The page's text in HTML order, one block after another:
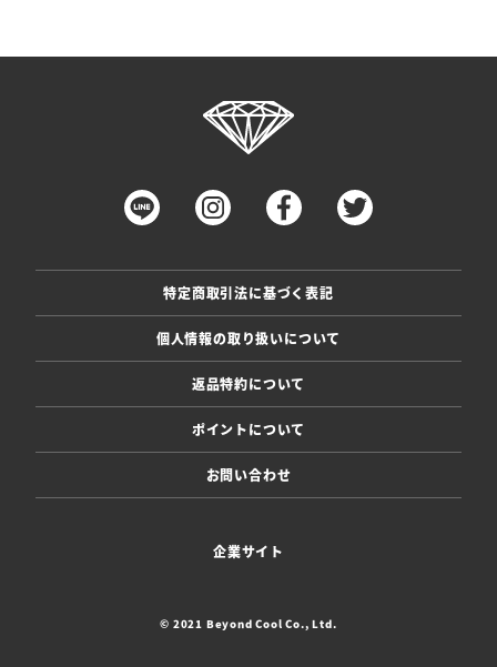
特定商取引法に基づく表記
個人情報の取り扱いについて
返品特約について
ポイントについて
お問い合わせ
企業サイト
© 2021 Beyond Cool Co., Ltd.